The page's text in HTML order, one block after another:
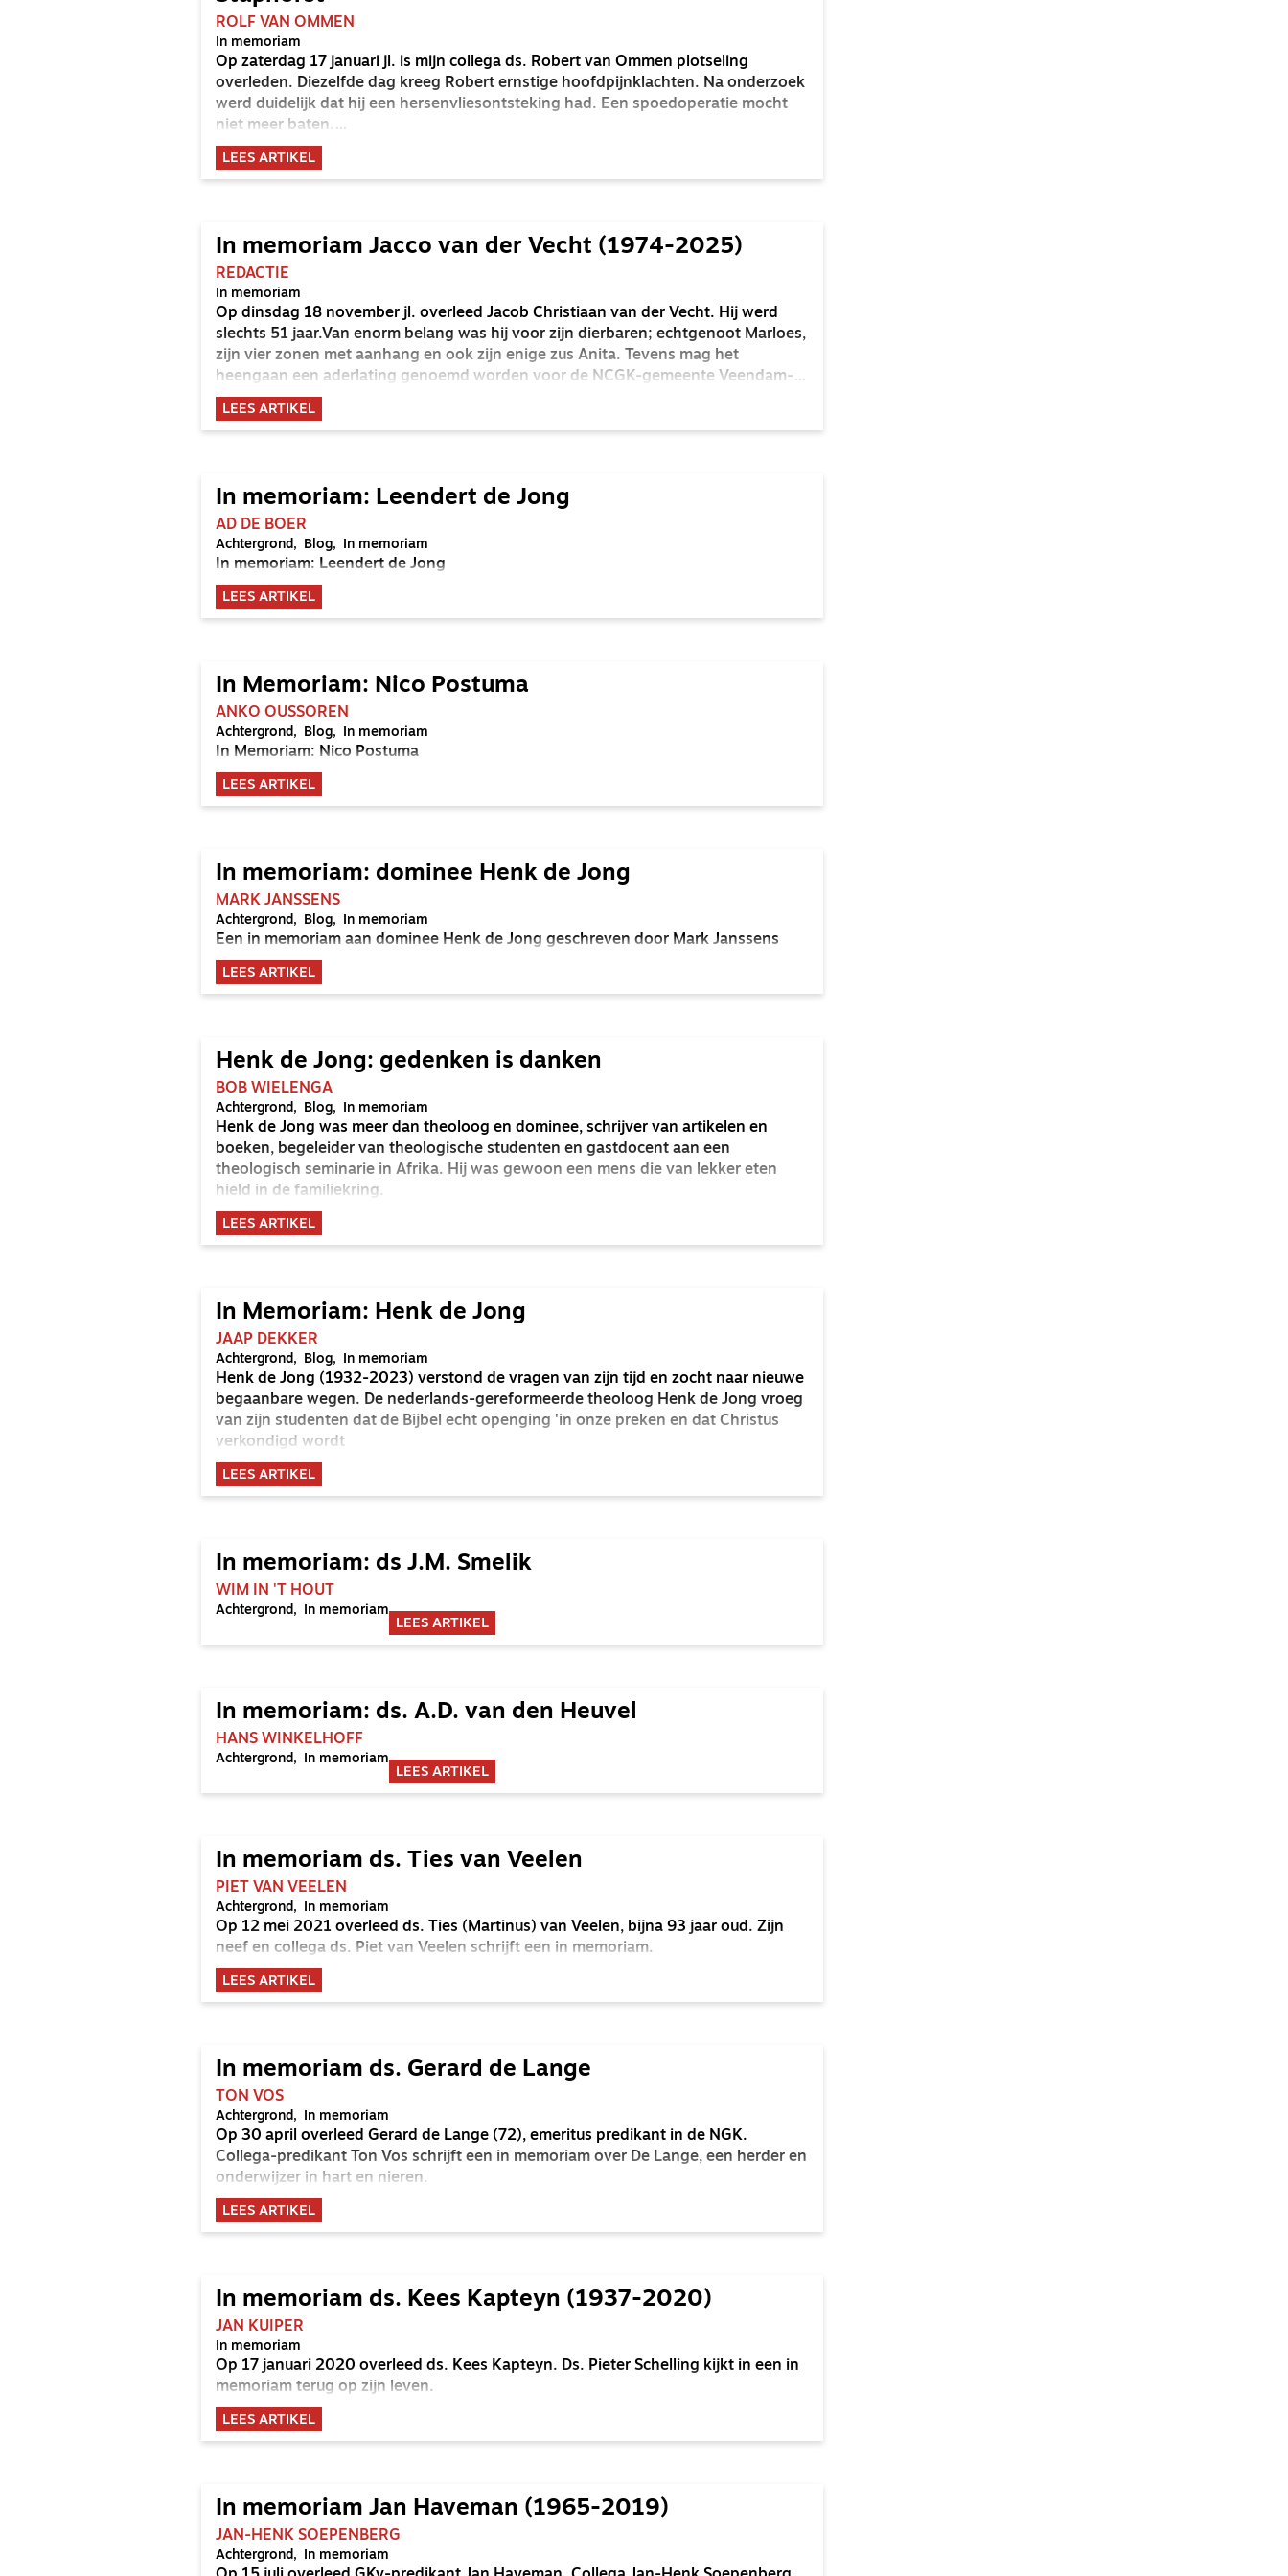
ROLF VAN OMMEN
In memoriam
Op zaterdag 17 januari jl. is mijn collega ds. Robert van Ommen plotseling
overleden. Diezelfde dag kreeg Robert ernstige hoofdpijnklachten. Na onderzoek
werd duidelijk dat hij een hersenvliesontsteking had. Een spoedoperatie mocht
niet meer baten.
In één keer werd Robert uit het leven van zijn vrouw Esther en hun dochtertje
Lauren en hun zoontje Thijs, waarvan Esther hoogzwanger is, weggerukt.
LEES ARTIKEL
In memoriam Jacco van der Vecht (1974-2025)
REDACTIE
In memoriam
Op dinsdag 18 november jl. overleed Jacob Christiaan van der Vecht. Hij werd
slechts 51 jaar.Van enorm belang was hij voor zijn dierbaren; echtgenoot Marloes,
zijn vier zonen met aanhang en ook zijn enige zus Anita. Tevens mag het
heengaan een aderlating genoemd worden voor de NCGK-gemeente Veendam-
Wildervank.
LEES ARTIKEL
In memoriam: Leendert de Jong
AD DE BOER
Achtergrond Blog In memoriam
In memoriam: Leendert de Jong
LEES ARTIKEL
In Memoriam: Nico Postuma
ANKO OUSSOREN
Achtergrond Blog In memoriam
In Memoriam: Nico Postuma
LEES ARTIKEL
In memoriam: dominee Henk de Jong
MARK JANSSENS
Achtergrond Blog In memoriam
Een in memoriam aan dominee Henk de Jong geschreven door Mark Janssens
LEES ARTIKEL
Henk de Jong: gedenken is danken
BOB WIELENGA
Achtergrond Blog In memoriam
Henk de Jong was meer dan theoloog en dominee, schrijver van artikelen en
boeken, begeleider van theologische studenten en gastdocent aan een
theologisch seminarie in Afrika. Hij was gewoon een mens die van lekker eten
hield in de familiekring.
LEES ARTIKEL
In Memoriam: Henk de Jong
JAAP DEKKER
Achtergrond Blog In memoriam
Henk de Jong (1932-2023) verstond de vragen van zijn tijd en zocht naar nieuwe
begaanbare wegen. De nederlands-gereformeerde theoloog Henk de Jong vroeg
van zijn studenten dat de Bijbel echt openging 'in onze preken en dat Christus
verkondigd wordt
LEES ARTIKEL
In memoriam: ds J.M. Smelik
WIM IN 'T HOUT
Achtergrond
In memoriam
LEES ARTIKEL
In memoriam: ds. A.D. van den Heuvel
HANS WINKELHOFF
Achtergrond
In memoriam
LEES ARTIKEL
In memoriam ds. Ties van Veelen
PIET VAN VEELEN
Achtergrond In memoriam
Op 12 mei 2021 overleed ds. Ties (Martinus) van Veelen, bijna 93 jaar oud. Zijn
neef en collega ds. Piet van Veelen schrijft een in memoriam.
LEES ARTIKEL
In memoriam ds. Gerard de Lange
TON VOS
Achtergrond In memoriam
Op 30 april overleed Gerard de Lange (72), emeritus predikant in de NGK.
Collega-predikant Ton Vos schrijft een in memoriam over De Lange, een herder en
onderwijzer in hart en nieren.
LEES ARTIKEL
In memoriam ds. Kees Kapteyn (1937-2020)
JAN KUIPER
In memoriam
Op 17 januari 2020 overleed ds. Kees Kapteyn. Ds. Pieter Schelling kijkt in een in
memoriam terug op zijn leven.
LEES ARTIKEL
In memoriam Jan Haveman (1965-2019)
JAN-HENK SOEPENBERG
Achtergrond In memoriam